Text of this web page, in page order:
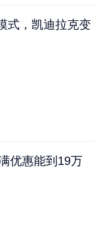
式，凯迪拉克变
优惠能到19万